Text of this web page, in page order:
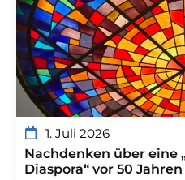
1. Juli 2026
Nachdenken über eine
Diaspora“ vor 50 Jahren